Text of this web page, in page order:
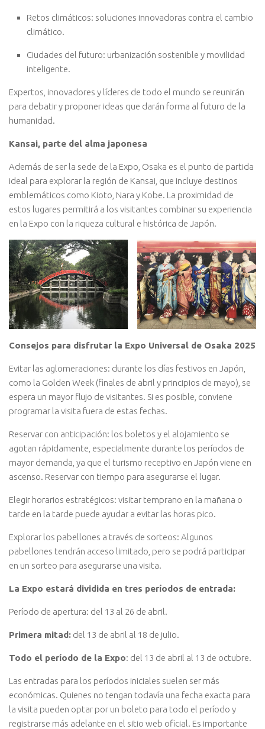
Retos climáticos: soluciones innovadoras contra el cambio
climático.
Ciudades del futuro: urbanización sostenible y movilidad
inteligente.
Expertos, innovadores y líderes de todo el mundo se reunirán
para debatir y proponer ideas que darán forma al futuro de la
humanidad.
Kansai, parte del alma japonesa
Además de ser la sede de la Expo, Osaka es el punto de partida
ideal para explorar la región de Kansai, que incluye destinos
emblemáticos como Kioto, Nara y Kobe. La proximidad de
estos lugares permitirá a los visitantes combinar su experiencia
en la Expo con la riqueza cultural e histórica de Japón.
Consejos para disfrutar la Expo Universal de Osaka 2025
Evitar las aglomeraciones: durante los días festivos en Japón,
como la Golden Week (finales de abril y principios de mayo), se
espera un mayor flujo de visitantes. Si es posible, conviene
programar la visita fuera de estas fechas.
Reservar con anticipación: los boletos y el alojamiento se
agotan rápidamente, especialmente durante los períodos de
mayor demanda, ya que el turismo receptivo en Japón viene en
ascenso. Reservar con tiempo para asegurarse el lugar.
Elegir horarios estratégicos: visitar temprano en la mañana o
tarde en la tarde puede ayudar a evitar las horas pico.
Explorar los pabellones a través de sorteos: Algunos
pabellones tendrán acceso limitado, pero se podrá participar
en un sorteo para asegurarse una visita.
La Expo estará dividida en tres períodos de entrada:
Período de apertura: del 13 al 26 de abril.
Primera mitad: del 13 de abril al 18 de julio.
Todo el período de la Expo: del 13 de abril al 13 de octubre.
Las entradas para los períodos iniciales suelen ser más
económicas. Quienes no tengan todavía una fecha exacta para
la visita pueden optar por un boleto para todo el período y
registrarse más adelante en el sitio web oficial. Es importante